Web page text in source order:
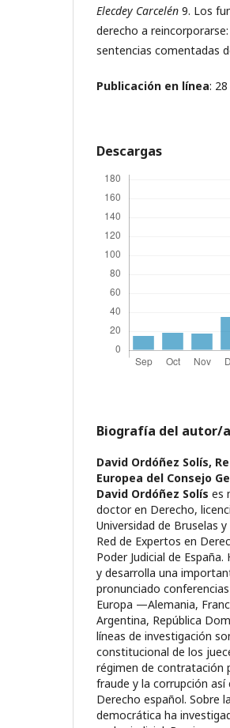
Elecdey Carcelén 9. Los
derecho a reincorporarse:
sentencias comentadas
Publicación en línea:
Descargas
Biografía del autor/a
David Ordóñez Solís,
Europea del Consejo
David Ordóñez Solís es
doctor en Derecho,
Universidad de Bruselas
Red de Expertos en
Poder Judicial de
y desarrolla una
pronunciado
Europa —Alemania,
Argentina, República
líneas de investigación
constitucional de los
régimen de contratación
fraude y la corrupción
Derecho español. Sobre
democrática ha